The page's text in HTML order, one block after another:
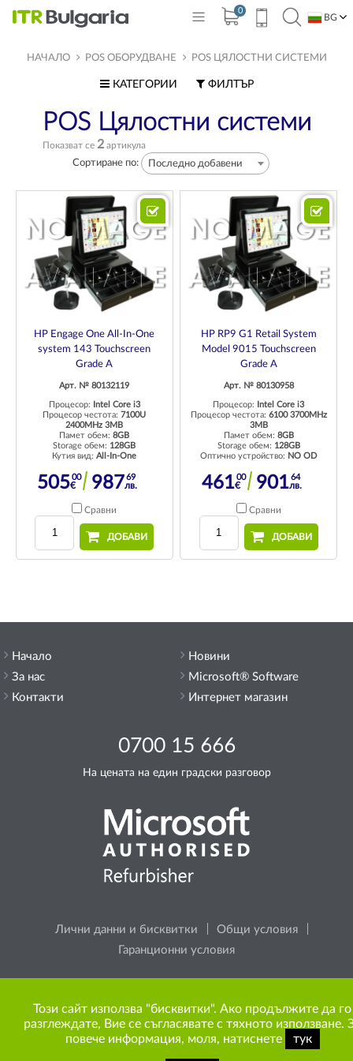
0
BG
НАЧАЛО POS ОБОРУДВАНЕ POS ЦЯЛОСТНИ СИСТЕМИ
КАТЕГОРИИ ФИЛТЪР
POS Цялостни системи
Показват се 2артикула
Сортиране по: Последно добавени
HP Engage One All-In-One
system 143 Touchscreen
Grade A
Арт. № 80132119
Процесор:
Intel Core i3
Процесор честота:7100U
2400MHz 3MB
Памет обем:8GB
Storage обем: 128GB
Кутия вид:All-In-One
50500
€ 98769
лв.
Сравни
ДОБАВИ
HP RP9 G1 Retail System
Model 9015 Touchscreen
Grade A
Арт. № 80130958
Процесор:
Intel Core i3
Процесор честота: 6100 3700MHz
3MB
Памет обем: 8GB
Storage обем: 128GB
Оптично устройство: NO OD
46100
€ 90164
лв.
Сравни
ДОБАВИ
Начало
За нас
Контакти
0700 15 666
На цената на един градски разговор
Лични данни и бисквитки
Общи условия
Гаранционни условия
Новини
Microsoft® Software
Интернет магазин
Моля, помислете за околната среда, преди да
разпечатате каквото и да е съдържание от сайта.
Този сайт използва "бисквитки". Ако продължите да го
разглеждате, Вие се съгласявате с тяхното използване.
повече информация, моля, натиснете
тук